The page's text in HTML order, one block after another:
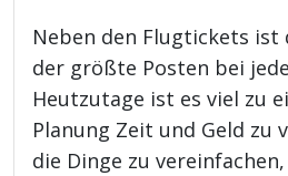
Neben den Flugtickets
der größte Posten bei
Heutzutage ist es viel zu
Planung Zeit und Geld zu
die Dinge zu